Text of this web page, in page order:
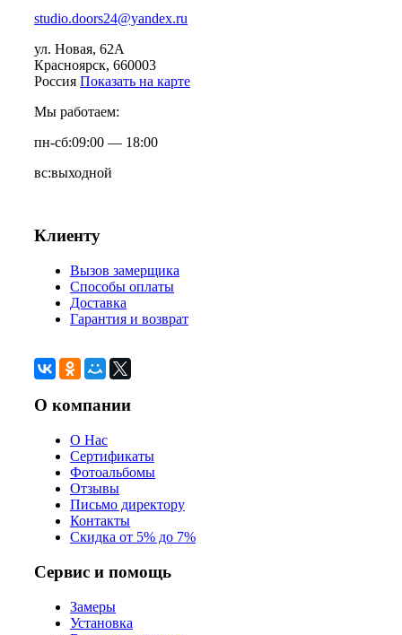
studio.doors24@yandex.ru
ул. Новая, 62А
Красноярск, 660003
Россия Показать на карте
Мы работаем:
пн-сб:09:00 — 18:00
вс:выходной
Клиенту
Вызов замерщика
Способы оплаты
Доставка
Гарантия и возврат
О компании
О Нас
Сертификаты
Фотоальбомы
Отзывы
Письмо директору
Контакты
Скидка от 5% до 7%
Сервис и помощь
Замеры
Установка